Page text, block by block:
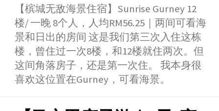
c
b
o
k
s
s
e
n
g
e
r
t
s
A
p
p
n
e
i
t
e
r
n
a
W
e
i
o
a
r
e
【槟城无敌海景住宿】Sunrise Gurney 12
楼/ 一晚 8个人，人均RM56.25｜两间可看海
景和日出的房间 这是我们第三次入住这栋
楼，曾住过一次8楼，和12楼就住两次。但
这间角落房子，还是第一次住。 我本身很
喜欢这位置在Gurney，可看海景。